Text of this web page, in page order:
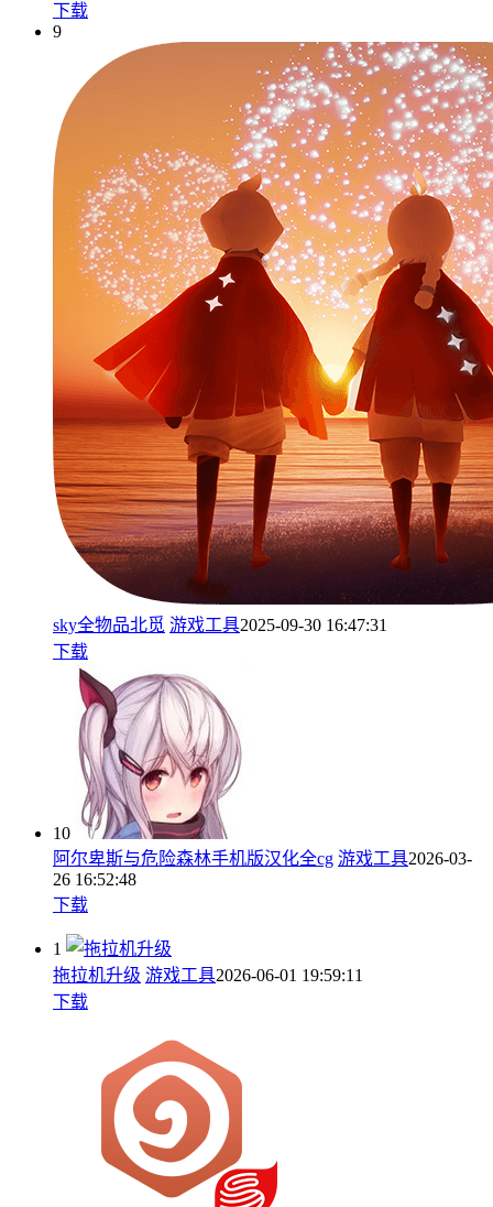
下载
9
sky全物品北觅 游戏工具2025-09-30 16:47:31
下载
10
阿尔卑斯与危险森林手机版汉化全cg 游戏工具2026-03-
26 16:52:48
下载
1
拖拉机升级 游戏工具2026-06-01 19:59:11
下载